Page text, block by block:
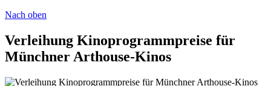
Nach oben
Verleihung Kinoprogrammpreise für
Münchner Arthouse-Kinos